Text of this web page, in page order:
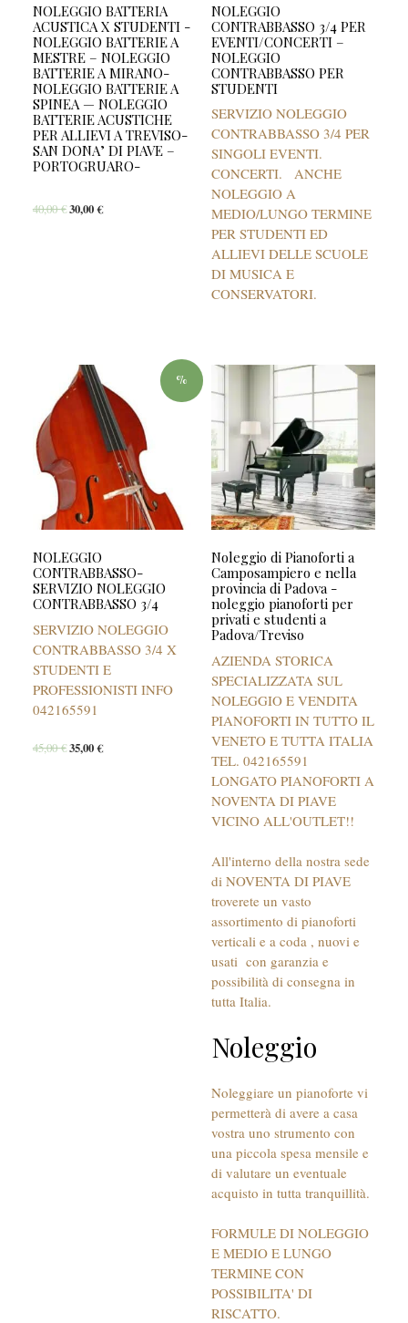
NOLEGGIO BATTERIA
ACUSTICA X STUDENTI -
NOLEGGIO BATTERIE A
MESTRE – NOLEGGIO
BATTERIE A MIRANO-
NOLEGGIO BATTERIE A
SPINEA — NOLEGGIO
BATTERIE ACUSTICHE
PER ALLIEVI A TREVISO-
SAN DONA’ DI PIAVE –
PORTOGRUARO-
40,00€30,00€
NOLEGGIO
CONTRABBASSO 3/4 PER
EVENTI/CONCERTI –
NOLEGGIO
CONTRABBASSO PER
STUDENTI
SERVIZIO NOLEGGIO
CONTRABBASSO 3/4 PER
SINGOLI EVENTI.
CONCERTI. ANCHE
NOLEGGIO A
MEDIO/LUNGO TERMINE
PER STUDENTI ED
ALLIEVI DELLE SCUOLE
DI MUSICA E
CONSERVATORI.
%
NOLEGGIO
CONTRABBASSO-
SERVIZIO NOLEGGIO
CONTRABBASSO 3/4
SERVIZIO NOLEGGIO
CONTRABBASSO 3/4 X
STUDENTI E
PROFESSIONISTI INFO
042165591
45,00€35,00€
Noleggio di Pianoforti a
Camposampiero e nella
provincia di Padova -
noleggio pianoforti per
privati e studenti a
Padova/Treviso
AZIENDA STORICA
SPECIALIZZATA SUL
NOLEGGIO E VENDITA
PIANOFORTI IN TUTTO IL
VENETO E TUTTA ITALIA
TEL. 042165591
LONGATO PIANOFORTI A
NOVENTA DI PIAVE
VICINO ALL'OUTLET!!
All'interno della nostra sede
di NOVENTA DI PIAVE
troverete un vasto
assortimento di pianoforti
verticali e a coda , nuovi e
usati con garanzia e
possibilità di consegna in
tutta Italia.
Noleggio
Noleggiare un pianoforte vi
permetterà di avere a casa
vostra uno strumento con
una piccola spesa mensile e
di valutare un eventuale
acquisto in tutta tranquillità.
FORMULE DI NOLEGGIO
E MEDIO E LUNGO
TERMINE CON
POSSIBILITA' DI
RISCATTO.